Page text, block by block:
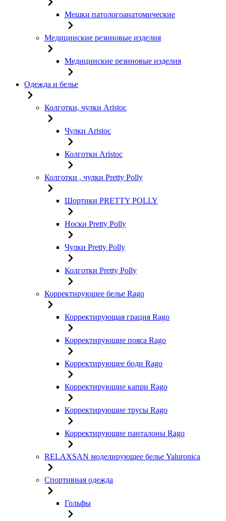
Мешки патологоанатомические
Медицинские резиновые изделия
Медицинские резиновые изделия
Одежда и белье
Колготки, чулки Aristoc
Чулки Aristoc
Колготки Aristoc
Колготки , чулки Pretty Polly
Шортики PRETTY POLLY
Носки Pretty Polly
Чулки Pretty Polly
Колготки Pretty Polly
Корректирующее белье Rago
Корректирующая грация Rago
Корректирующие пояса Rago
Корректирующее боди Rago
Корректирующие капри Rago
Корректирующие трусы Rago
Корректирующие панталоны Rago
RELAXSAN моделирующее белье Yaluroniсa
Спортивная одежда
Гольфы